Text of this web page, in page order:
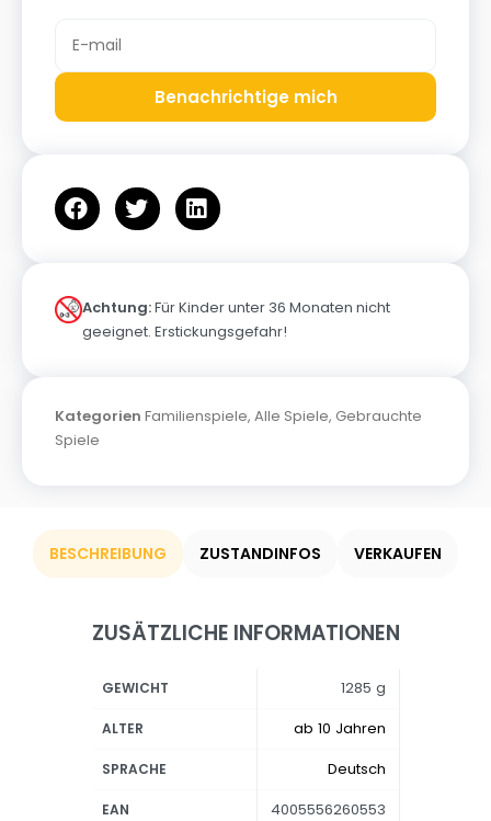
Benachrichtige mich
Achtung:Für Kinder unter 36 Monaten nicht
geeignet. Erstickungsgefahr!
Kategorien Familienspiele, Alle Spiele, Gebrauchte
Spiele
BESCHREIBUNG ZUSTANDINFOS VERKAUFEN
ZUSÄTZLICHE INFORMATIONEN
GEWICHT 1285 g
ALTER ab 10 Jahren
SPRACHE Deutsch
EAN 4005556260553